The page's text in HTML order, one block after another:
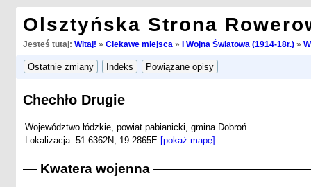
Olsztyńska Strona
Jesteś tutaj: Witaj! » Ciekawe miejsca » I Wojna Światowa (1914-18r.)»
Chechło Drugie
Województwo łódzkie, powiat pabianicki, gmina Dobroń.
Lokalizacja: 51.6362N, 19.2865E [pokaż mapę]
Kwatera wojenna